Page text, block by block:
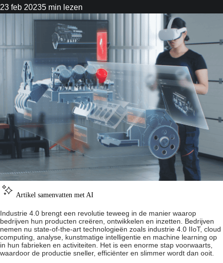
23 feb 20235 min lezen
Artikel samenvatten met AI
Industrie 4.0 brengt een revolutie teweeg in de manier waarop
bedrijven hun producten creëren, ontwikkelen en inzetten. Bedrijven
nemen nu state-of-the-art technologieën zoals industrie 4.0 IIoT, cloud
computing, analyse, kunstmatige intelligentie en machine learning op
in hun fabrieken en activiteiten. Het is een enorme stap voorwaarts,
waardoor de productie sneller, efficiënter en slimmer wordt dan ooit.